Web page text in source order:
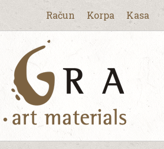
Račun Korpa Kasa